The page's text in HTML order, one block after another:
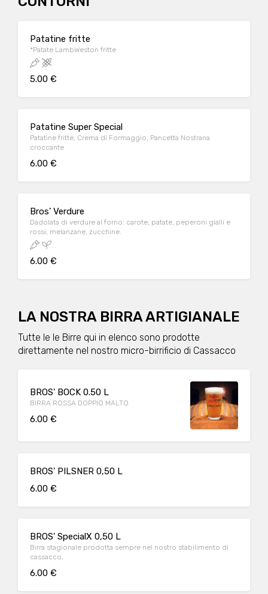
Patatine fritte
*Patate LambWeston fritte
5.00 €
Patatine Super Special
Patatine fritte, Crema di Formaggio, Pancetta Nostrana
croccante
6.00 €
Bros’ Verdure
Dadolata di verdure al forno: carote, patate, peperoni gialli e
rossi, melanzane, zucchine.
6.00 €
LA NOSTRA BIRRA ARTIGIANALE
Tutte le le Birre qui in elenco sono prodotte
direttamente nel nostro micro-birrificio di Cassacco
BROS' BOCK 0.50 L
BIRRA ROSSA DOPPIO MALTO
6.00 €
BROS' PILSNER 0,50 L
6.00 €
BROS' SpecialX 0,50 L
Birra stagionale prodotta sempre nel nostro stabilimento di
cassacco.
6.00 €